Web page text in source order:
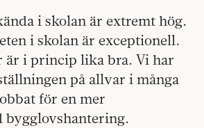
i skolan är extremt hög.
i skolan är exceptionell.
är i princip lika bra. Vi har
på allvar i många
för en mer
bygglovshantering.